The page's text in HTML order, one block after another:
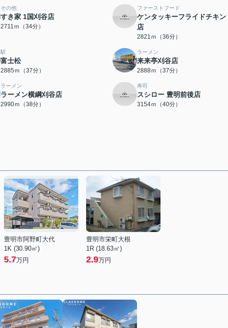
その他
すき家 1国刈谷店
2711ｍ（34分）
ファーストフード
ケンタッキーフライドチキン
店
2821ｍ（36分）
駅
富士松
2885ｍ（37分）
ラーメン
来来亭刈谷店
2888ｍ（37分）
ラーメン
ラーメン横綱刈谷店
2990ｍ（38分）
寿司
スシロー 豊明前後店
3154ｍ（40分）
豊明市阿野町大代
1K (30.90㎡)
5.7万円
豊明市栄町大根
1R (18.63㎡)
2.9万円